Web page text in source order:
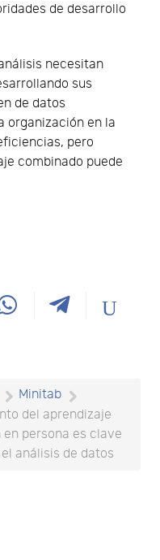
de desarrollo
necesitan
sus
de datos
organización en la
pero
combinado puede
Minitab
del aprendizaje
persona es clave
análisis de datos